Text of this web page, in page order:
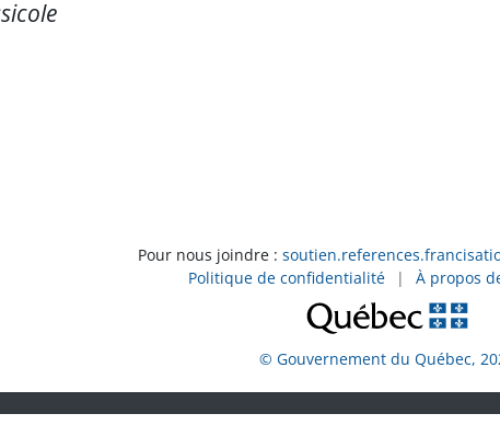
Pour nous joindre :
Politique de confidentialité
| À propos
© Gouvernement du Québec,